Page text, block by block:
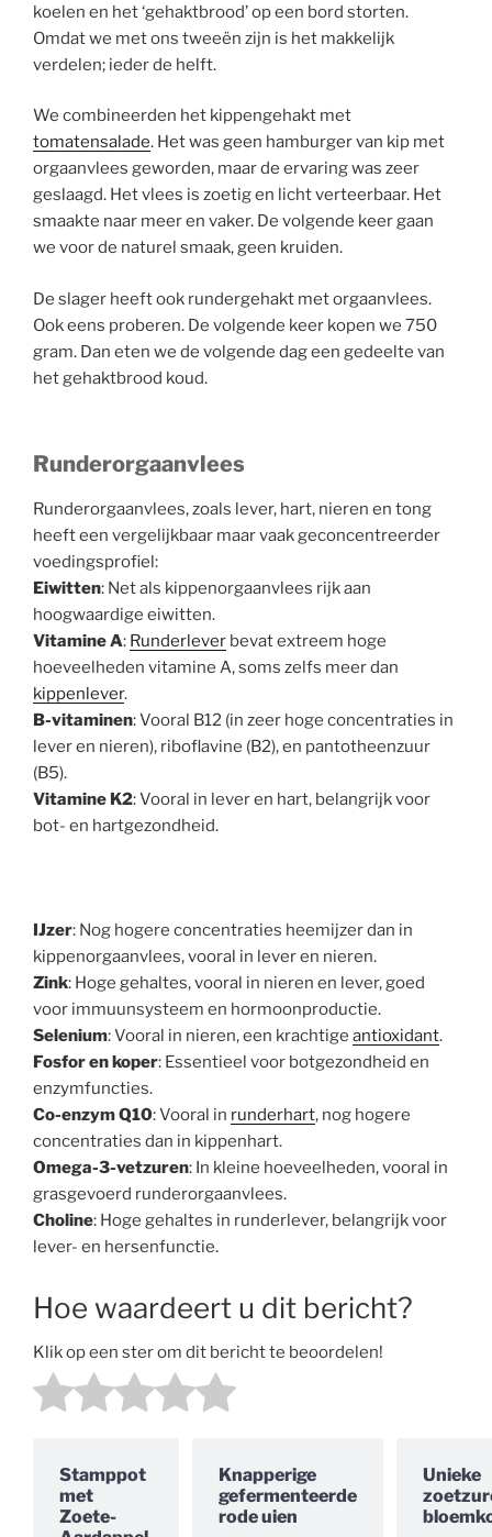
koelen en het ‘gehaktbrood’ op een bord storten.
Omdat we met ons tweeën zijn is het makkelijk
verdelen; ieder de helft.
We combineerden het kippengehakt met
tomatensalade. Het was geen hamburger van kip met
orgaanvlees geworden, maar de ervaring was zeer
geslaagd. Het vlees is zoetig en licht verteerbaar. Het
smaakte naar meer en vaker. De volgende keer gaan
we voor de naturel smaak, geen kruiden.
De slager heeft ook rundergehakt met orgaanvlees.
Ook eens proberen. De volgende keer kopen we 750
gram. Dan eten we de volgende dag een gedeelte van
het gehaktbrood koud.
Runderorgaanvlees
Runderorgaanvlees, zoals lever, hart, nieren en tong
heeft een vergelijkbaar maar vaak geconcentreerder
voedingsprofiel:
Eiwitten: Net als kippenorgaanvlees rijk aan
hoogwaardige eiwitten.
Vitamine A: Runderlever bevat extreem hoge
hoeveelheden vitamine A, soms zelfs meer dan
kippenlever.
B-vitaminen: Vooral B12 (in zeer hoge concentraties in
lever en nieren), riboflavine (B2), en pantotheenzuur
(B5).
Vitamine K2: Vooral in lever en hart, belangrijk voor
bot- en hartgezondheid.
IJzer: Nog hogere concentraties heemijzer dan in
kippenorgaanvlees, vooral in lever en nieren.
Zink: Hoge gehaltes, vooral in nieren en lever, goed
voor immuunsysteem en hormoonproductie.
Selenium: Vooral in nieren, een krachtige antioxidant.
Fosfor en koper: Essentieel voor botgezondheid en
enzymfuncties.
Co-enzym Q10: Vooral in runderhart, nog hogere
concentraties dan in kippenhart.
Omega-3-vetzuren: In kleine hoeveelheden, vooral in
grasgevoerd runderorgaanvlees.
Choline: Hoge gehaltes in runderlever, belangrijk voor
lever- en hersenfunctie.
Hoe waardeert u dit bericht?
Klik op een ster om dit bericht te beoordelen!
Stamppot
met
Zoete-
Knapperige
gefermenteerde
rode uien
Unieke